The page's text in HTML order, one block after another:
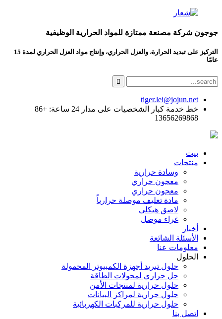
جوجون شركة مصنعة ممتازة للمواد الحرارية الوظيفية
التركيز على تبديد الحرارة، والعزل الحراري، وإنتاج مواد العزل الحراري لمدة 15
عامًا
tiger.lei@jojun.net
خط خدمة كبار الشخصيات على مدار 24 ساعة: +86
13656269868
بيت
منتجات
وسادة حرارية
معجون حراري
معجون حراري
مادة تغليف موصلة حرارياً
لاصق هيكلي
غراء موصل
أخبار
الأسئلة الشائعة
معلومات عنا
الحلول
حلول تبريد أجهزة الكمبيوتر المحمولة
حل حراري لمحولات الطاقة
حلول حرارية لمنتجات الأمن
حلول حرارية لمراكز البيانات
حلول حرارية للمركبات الكهربائية
اتصل بنا